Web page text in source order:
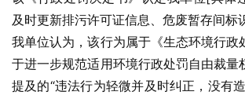
及时更新排污许可证信息、危废暂存间标
我单位认为，该行为属于《生态环境行政
于进一步规范适用环境行政处罚自由裁量
提及的“违法行为轻微并及时纠正，没有